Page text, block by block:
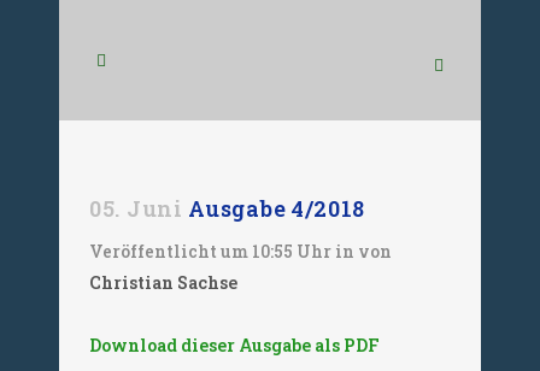
05. Juni Ausgabe 4/2018
Veröffentlicht um 10:55 Uhr in von
Christian Sachse
Download dieser Ausgabe als PDF